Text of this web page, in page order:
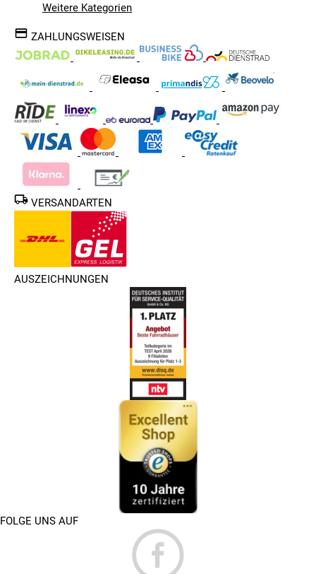
Weitere Kategorien
ZAHLUNGSWEISEN
VERSANDARTEN
AUSZEICHNUNGEN
FOLGE UNS AUF